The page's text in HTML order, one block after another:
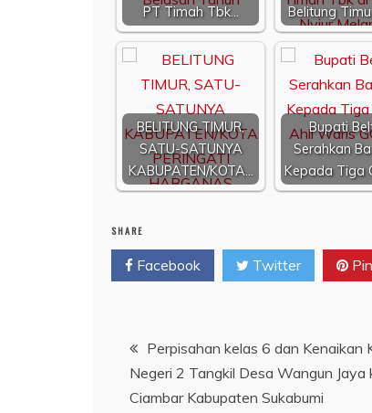
PT Timah Tbk…
Belitung
BELITUNG TIMUR,
SATU-SATUNYA
KABUPATEN/KOTA…
Bupati
Serahkan
Kepada Tiga
SHARE
Facebook Twitter
Navigasi
pos
Perpisahan kelas 6 dan Kenaikan
Negeri 2 Tangkil Desa Wangun Jaya
Ciambar Kabupaten Sukabumi